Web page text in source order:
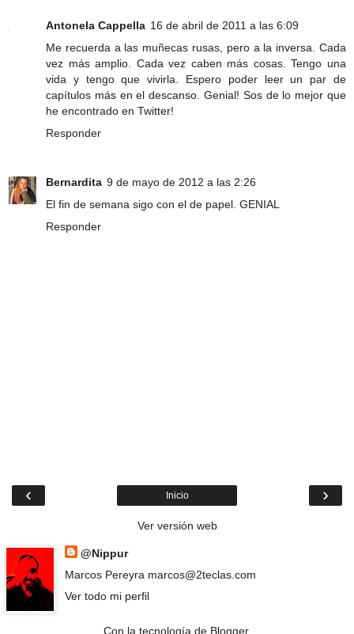
Antonela Cappella 16 de abril de 2011 a las 6:09
Me recuerda a las muñecas rusas, pero a la inversa. Cada
vez más amplio. Cada vez caben más cosas. Tengo una
vida y tengo que vivirla. Espero poder leer un par de
capítulos más en el descanso. Genial! Sos de lo mejor que
he encontrado en Twitter!
Responder
Bernardita 9 de mayo de 2012 a las 2:26
El fin de semana sigo con el de papel. GENIAL
Responder
‹ ›
Inicio
Ver versión web
@Nippur
Marcos Pereyra marcos@2teclas.com
Ver todo mi perfil
Con la tecnología de Blogger.